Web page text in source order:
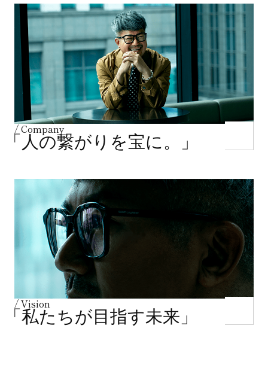
「人の繋がりを宝に。」
/ Company
「私たちが目指す未来」
/ Vision